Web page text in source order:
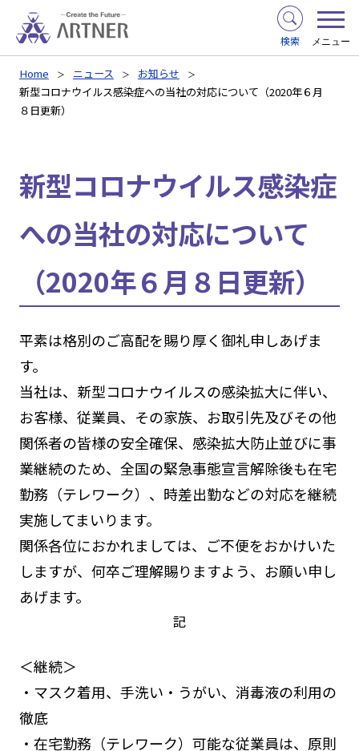
検索 メニュー
Home ニュース
お知らせ
新型コロナウイルス感染症への当社の対応について（2020年６月
８日更新）
新型コロナウイルス感染症
への当社の対応について
（2020年６月８日更新）
平素は格別のご高配を賜り厚く御礼申しあげま
す。
当社は、新型コロナウイルスの感染拡大に伴い、
お客様、従業員、その家族、お取引先及びその他
関係者の皆様の安全確保、感染拡大防止並びに事
業継続のため、全国の緊急事態宣言解除後も在宅
勤務（テレワーク）、時差出勤などの対応を継続
実施してまいります。
関係各位におかれましては、ご不便をおかけいた
しますが、何卒ご理解賜りますよう、お願い申し
あげます。
記
＜継続＞
・マスク着用、手洗い・うがい、消毒液の利用の
徹底
・在宅勤務（テレワーク）可能な従業員は、原則